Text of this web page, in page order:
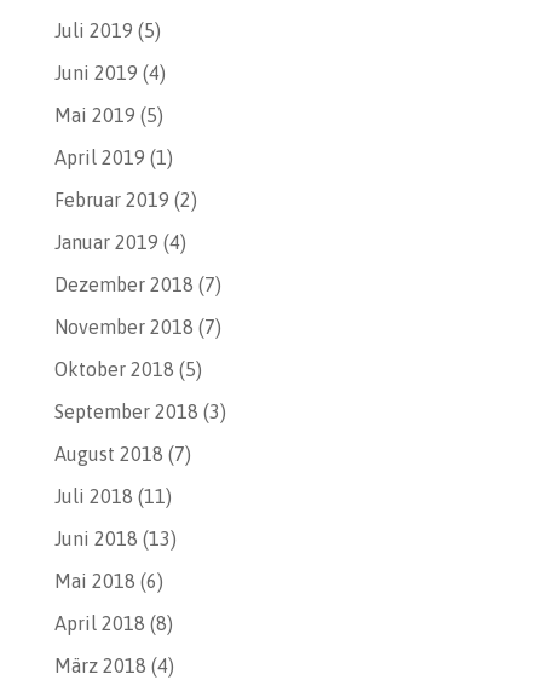
Juli 2019 (5)
Juni 2019 (4)
Mai 2019 (5)
April 2019 (1)
Februar 2019 (2)
Januar 2019 (4)
Dezember 2018 (7)
November 2018 (7)
Oktober 2018 (5)
September 2018 (3)
August 2018 (7)
Juli 2018 (11)
Juni 2018 (13)
Mai 2018 (6)
April 2018 (8)
März 2018 (4)